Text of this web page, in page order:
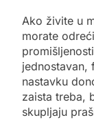
Ako živite u
morate
jednostavan,
nastavku
zaista treba,
skupljaju